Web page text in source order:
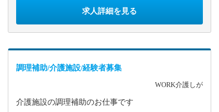
求人詳細を見る
調理補助/介護施設/経験者募集
WORK介護しが
介護施設の調理補助のお仕事です